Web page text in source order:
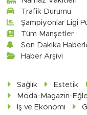
Trafik Durumu
Şampiyonlar Ligi
Tüm Manşetler
Son Dakika
Haber Arşivi
Sağlık Estetik
Moda-Magazin-
İş ve Ekonomi